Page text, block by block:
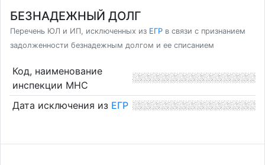
БЕЗНАДЕЖНЫЙ ДОЛГ
Перечень ЮЛ и ИП, исключенных из ЕГР в связи с признанием
задолженности безнадежным долгом и ее списанием
Код, наименование
инспекции МНС
Дата исключения из ЕГР